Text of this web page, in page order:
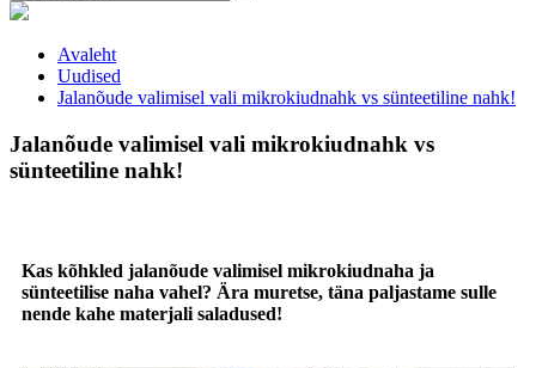
Avaleht
Uudised
Jalanõude valimisel vali mikrokiudnahk vs sünteetiline nahk!
Jalanõude valimisel vali mikrokiudnahk vs
sünteetiline nahk!
Kas kõhkled jalanõude valimisel mikrokiudnaha ja
sünteetilise naha vahel? Ära muretse, täna paljastame sulle
nende kahe materjali saladused!